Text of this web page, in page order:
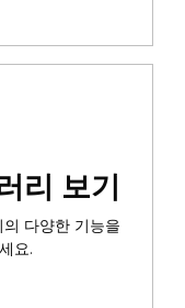
리 보기
다양한 기능을
요.